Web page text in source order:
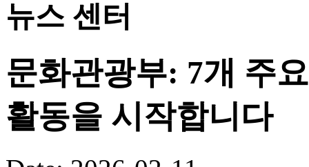
뉴스 센터
문화관광부: 7개 주
활동을 시작합니다